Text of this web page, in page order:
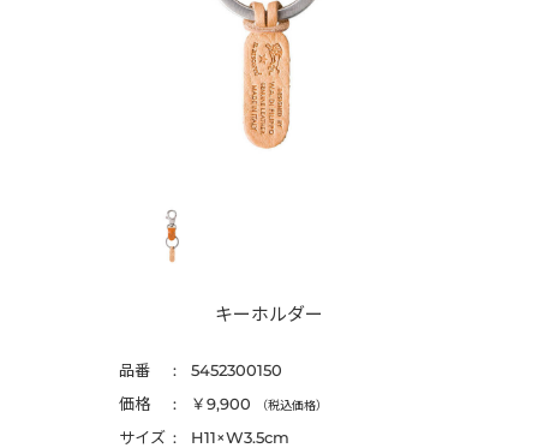
キーホルダー
品番
5452300150
価格
￥9,900 （税込価格）
サイズ
H11×W3.5cm